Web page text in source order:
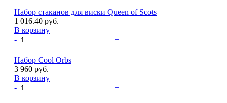
Набор стаканов для виски Queen of Scots
1 016.40 руб.
В корзину
-
+
Набор Cool Orbs
3 960 руб.
В корзину
-
+